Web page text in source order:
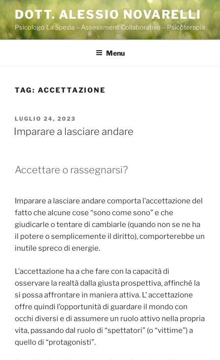
Salta
contenuto
DOTT. ALESSIO NOVARELLI
Psicologo La Spezia – Assessment Collaborativo – Psicoterapia
Menu
TAG: ACCETTAZIONE
PUBBLICATO
IL
LUGLIO 24, 2023
Imparare a lasciare andare
Accettare o rassegnarsi?
Imparare a lasciare andare comporta l’accettazione del
fatto che alcune cose “sono come sono” e che
giudicarle o tentare di cambiarle (quando non se ne ha
il potere o semplicemente il diritto), comporterebbe un
inutile spreco di energie.
L’accettazione ha a che fare con la capacità di
osservare la realtà dalla giusta prospettiva, affinché la
si possa affrontare in maniera attiva. L’ accettazione
offre quindi l’opportunità di guardare il mondo con
occhi diversi e di assumere un ruolo attivo nella propria
vita, passando dal ruolo di “spettatori” (o “vittime”) a
quello di “protagonisti”.